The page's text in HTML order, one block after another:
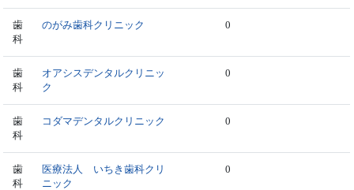
歯
科
のがみ歯科クリニック 0
歯
科
オアシスデンタルクリニッ
ク
0
歯
科
コダマデンタルクリニック 0
歯
科
医療法人 いちき歯科クリ
ニック
0